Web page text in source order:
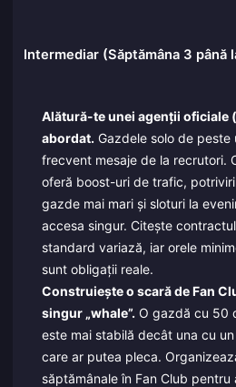
Intermediar (Săptămâna 3 până
Alătură-te unei agenții oficiale
abordat. Gazdele solo de peste
frecvent mesaje de la recrutori.
oferă boost-uri de trafic,
gazde mai mari și sloturi la
accesa singur. Citește
standard variază, iar orele
sunt obligații reale.
Construiește o scară de Fan
singur „whale”. O gazdă cu 50
este mai stabilă decât una cu
care ar putea pleca.
săptămânale în Fan Club